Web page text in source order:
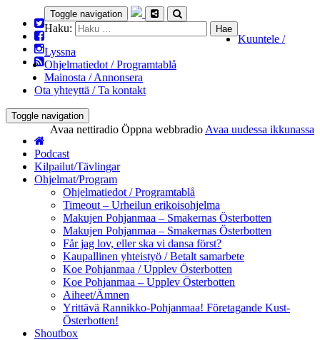
Toggle navigation
Haku:
Kuuntele /
Lyssna
Ohjelmatiedot / Programtablå
Mainosta / Annonsera
Ota yhteyttä / Ta kontakt
Toggle navigation
Avaa nettiradio Öppna webbradio Avaa uudessa ikkunassa
Podcast
Kilpailut/Tävlingar
Ohjelmat/Program
Ohjelmatiedot / Programtablå
Timeout – Urheilun erikoisohjelma
Makujen Pohjanmaa – Smakernas Österbotten
Makujen Pohjanmaa – Smakernas Österbotten
Får jag lov, eller ska vi dansa först?
Kaupallinen yhteistyö / Betalt samarbete
Koe Pohjanmaa / Upplev Österbotten
Koe Pohjanmaa – Upplev Österbotten
Aiheet/Ämnen
Yrittävä Rannikko-Pohjanmaa! Företagande Kust-
Österbotten!
Shoutbox